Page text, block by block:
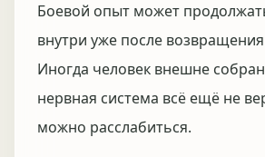
Боевой опыт может
внутри уже после
Иногда человек внешне
нервная система всё ещё не
можно расслабиться.